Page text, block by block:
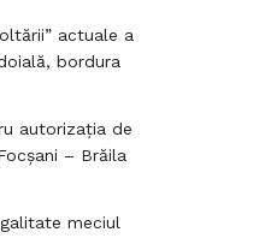
actuale a
bordura
autorizația de
– Brăila
meciul